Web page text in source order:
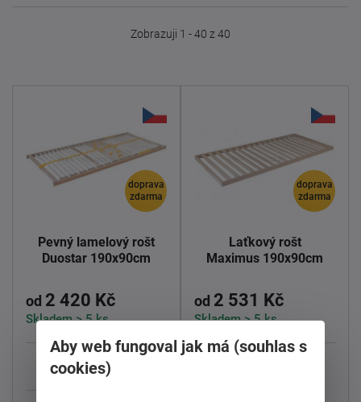
Zobrazuji 1 - 40 z 40
doprava
zdarma
Pevný lamelový rošt
Duostar 190x90cm
od 2 420 Kč
Skladem > 5 ks
120 Kg 5 cm
doprava
zdarma
Laťkový rošt
Maximus 190x90cm
od 2 531 Kč
Skladem > 5 ks
Aby web fungoval jak má (souhlas s
cookies)